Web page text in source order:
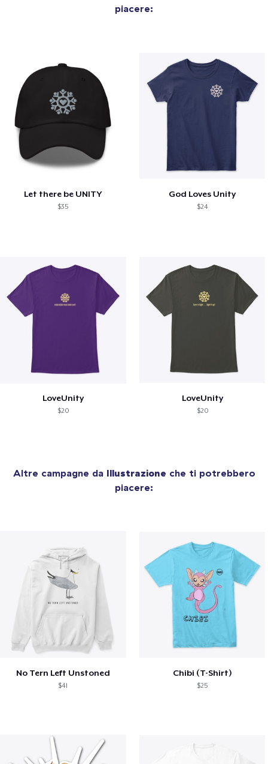
piacere:
Let there be UNITY
$35
God Loves Unity
$24
LoveUnity
$20
LoveUnity
$20
Altre campagne da Illustrazione che ti potrebbero
piacere:
No Tern Left Unstoned
$41
Chibi (T-Shirt)
$25